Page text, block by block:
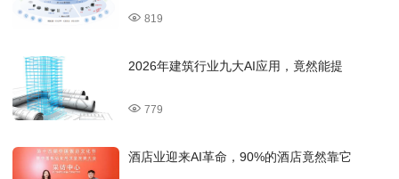
819
2026年建筑行业九大AI应用，竟然能提
779
酒店业迎来AI革命，90%的酒店竟然靠它